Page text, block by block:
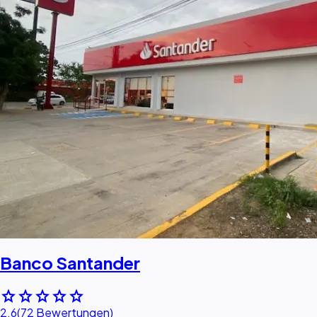
Banco Santander
starstarstarstarstar
2.6(72 Bewertungen)